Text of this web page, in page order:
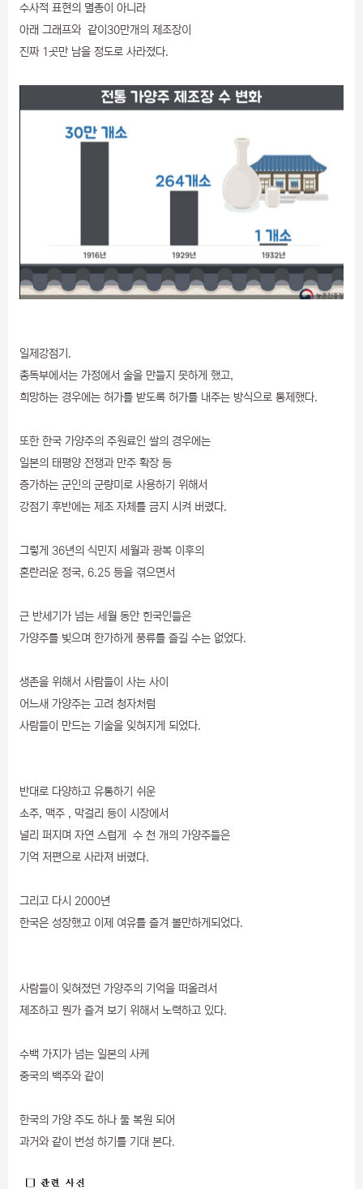
수사적 표현의 멸종이 아니라
아래 그래프와 같이30만개의 제조장이
진짜 1곳만 남을 정도로 사라졌다.
일제강점기.
총독부에서는 가정에서 술을 만들지 못하게 했고,
희망하는 경우에는 허가를 받도록 허가를 내주는 방식으로 통제했다.
또한 한국 가양주의 주원료인 쌀의 경우에는
일본의 태평양 전쟁과 만주 확장 등
증가하는 군인의 군량미로 사용하기 위해서
강점기 후반에는 제조 자체를 금지 시켜 버렸다.
그렇게 36년의 식민지 세월과 광복 이후의
혼란러운 정국, 6.25 등을 겪으면서
근 반세기가 넘는 세월 동안 힌국인들은
가양주를 빚으며 한가하게 풍류를 즐길 수는 없었다.
생존을 위해서 사람들이 사는 사이
어느새 가양주는 고려 청자처럼
사람들이 만드는 기술을 잊혀지게 되었다.
반대로 다양하고 유통하기 쉬운
소주, 맥주 , 막걸리 등이 시장에서
널리 퍼지며 자연 스럽게 수 천 개의 가양주들은
기억 저편으로 사라져 버렸다.
그리고 다시 2000년
한국은 성장했고 이제 여유를 즐겨 볼만하게되었다.
사람들이 잊혀졌던 가양주의 기억을 떠올려서
제조하고 뭔가 즐겨 보기 위해서 노력하고 있다.
수백 가지가 넘는 일본의 사케
중국의 백주와 같이
한국의 가양 주도 하나 둘 복원 되어
과거와 같이 번성 하기를 기대 본다.